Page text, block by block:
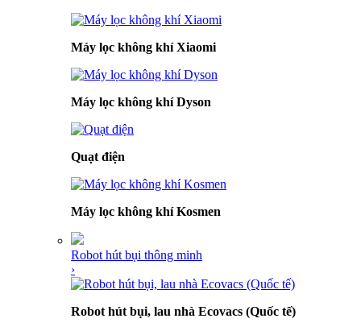
Máy lọc không khí Xiaomi
Máy lọc không khí Dyson
Quạt điện
Máy lọc không khí Kosmen
Robot hút bụi thông minh
›
Robot hút bụi, lau nhà Ecovacs (Quốc tế)